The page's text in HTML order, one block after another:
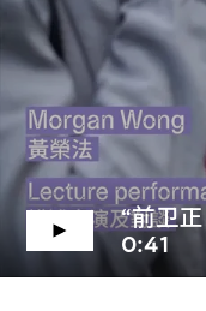
“前卫
0:41